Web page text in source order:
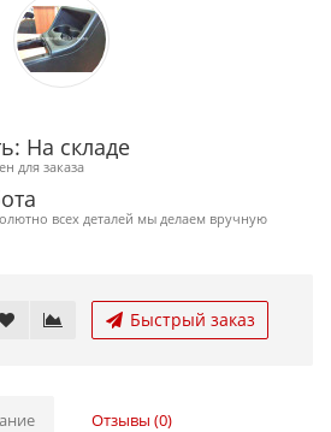
На складе
для заказа
всех деталей мы делаем вручную
Быстрый заказ
Отзывы (0)